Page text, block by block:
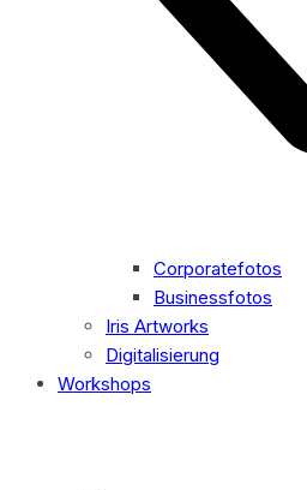
Corporatefotos
Businessfotos
Iris Artworks
Digitalisierung
Workshops